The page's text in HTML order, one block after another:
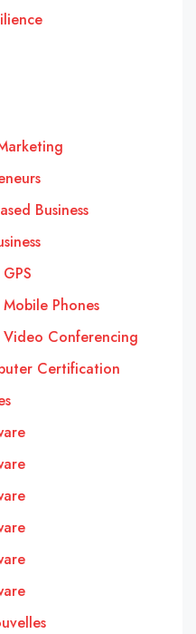
Business
Phones
Video Conferencing
Certification